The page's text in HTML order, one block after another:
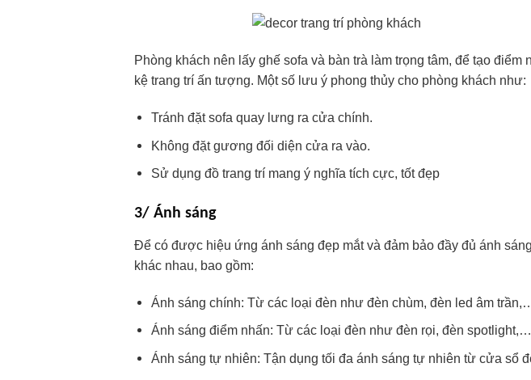
Phòng khách nên lấy ghế sofa và bàn trà làm trọng tâm, để tạo
kệ trang trí ấn tượng. Một số lưu ý phong thủy cho phòng khách như:
Tránh đặt sofa quay lưng ra cửa chính.
Không đặt gương đối diện cửa ra vào.
Sử dụng đồ trang trí mang ý nghĩa tích cực, tốt đẹp
3/ Ánh sáng
Để có được hiệu ứng ánh sáng đẹp mắt và đảm bảo đầy đủ ánh
khác nhau, bao gồm:
Ánh sáng chính: Từ các loại đèn như đèn chùm, đèn led âm
Ánh sáng điểm nhấn: Từ các loại đèn như đèn rọi, đèn
Ánh sáng tự nhiên: Tận dụng tối đa ánh sáng tự nhiên từ cửa sổ